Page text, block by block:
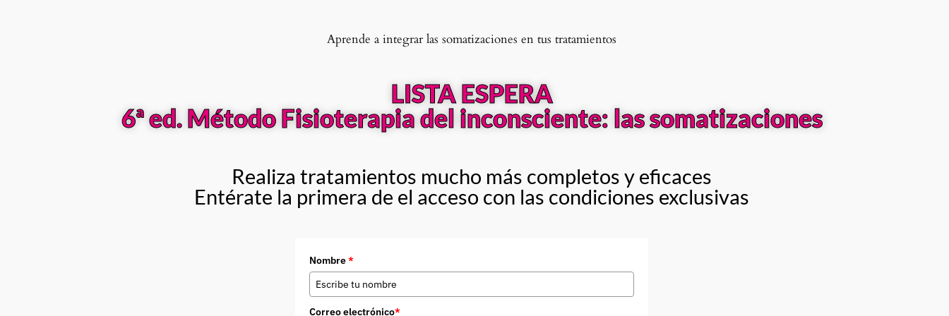
Aprende a integrar las somatizaciones en tus tratamientos
LISTA ESPERA
6ª ed. Método Fisioterapia del inconsciente: las somatizaciones
Realiza tratamientos mucho más completos y eficaces
Entérate la primera de el acceso con las condiciones exclusivas
Nombre*
Correo electrónico*